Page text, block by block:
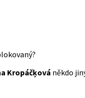
Kropáčķová někdo